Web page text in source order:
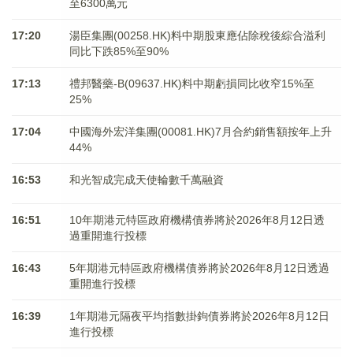
至6300萬元
17:20
湯臣集團(00258.HK)料中期股東應佔除稅後綜合溢利
同比下跌85%至90%
17:13
禮邦醫藥-B(09637.HK)料中期虧損同比收窄15%至
25%
17:04
中國海外宏洋集團(00081.HK)7月合約銷售額按年上升
44%
16:53 和光智成完成天使輪數千萬融資
16:51
10年期港元特區政府機構債券將於2026年8月12日透
過重開進行投標
16:43
5年期港元特區政府機構債券將於2026年8月12日透過
重開進行投標
16:39
1年期港元隔夜平均指數掛鉤債券將於2026年8月12日
進行投標